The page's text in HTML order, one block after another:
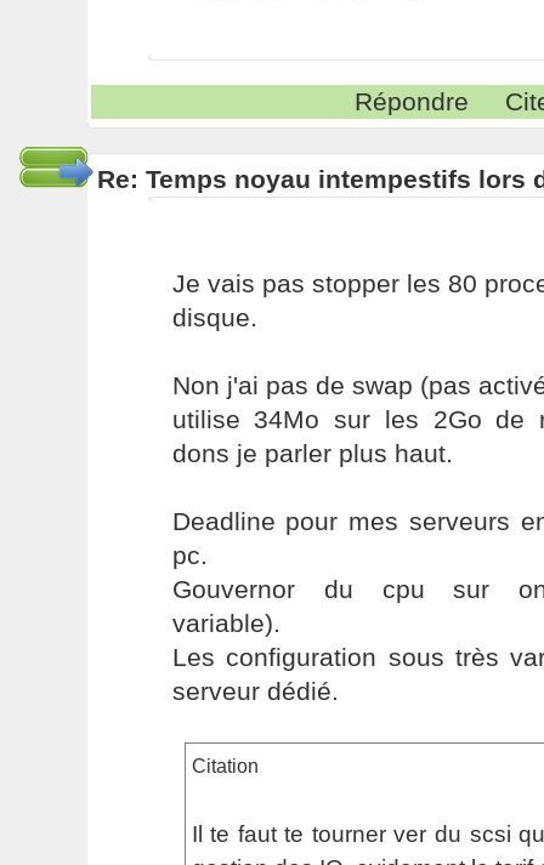
Répondre
Re: Temps noyau intempestifs lors
Je vais pas stopper les 80
disque.
Non j'ai pas de swap (pas
utilise 34Mo sur les 2Go de
dons je parler plus haut.
Deadline pour mes serveurs
pc.
Gouvernor du cpu sur
variable).
Les configuration sous très
serveur dédié.
Citation
Il te faut te tourner ver du scsi